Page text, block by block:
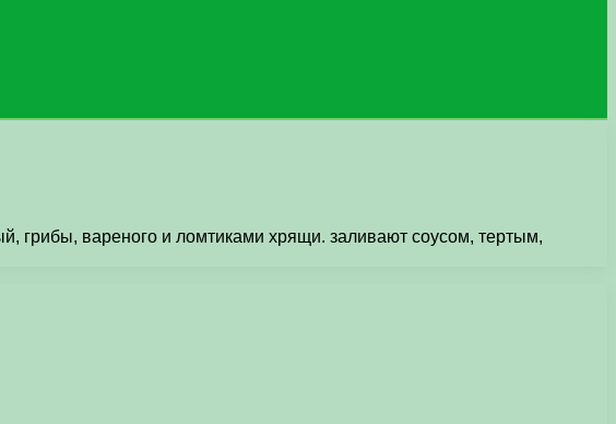
вареного и ломтиками хрящи. заливают соусом, тертым,